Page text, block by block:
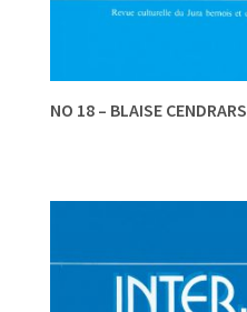
NO 18 – BLAISE CENDRARS